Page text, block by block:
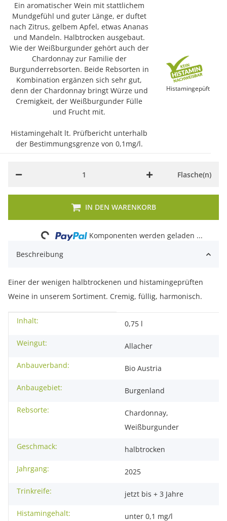
Ein aromatischer Wein mit stattlichem
Mundgefühl und guter Länge, er duftet
nach Zitrus, gelbem Apfel, etwas Ananas
und Mandeln. Halbtrocken ausgebaut.
Wie der Weißburgunder gehört auch der
Chardonnay zur Familie der
Burgunderrebsorten. Beide Rebsorten in
Kombination ergänzen sich sehr gut,
denn der Chardonnay bringt Würze und
Cremigkeit, der Weißburgunder Fülle
und Frucht mit.
Histamingehalt lt. Prüfbericht unterhalb
der Bestimmungsgrenze von 0,1mg/l.
Histamingepüft
Flasche(n)
IN DEN WARENKORB
Loading...
Komponenten werden geladen ...
Beschreibung
Einer der wenigen halbtrockenen und histamingeprüften
Weine in unserem Sortiment. Cremig, füllig, harmonisch.
Produkteigenschaft
Wert
Inhalt:
0,75 l
Weingut:
Allacher
Anbauverband:
Bio Austria
Anbaugebiet:
Burgenland
Rebsorte:
Chardonnay,
Weißburgunder
Geschmack:
halbtrocken
Jahrgang:
2025
Trinkreife:
jetzt bis + 3 Jahre
Histamingehalt:
unter 0,1 mg/l